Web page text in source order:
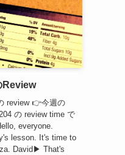
Review
review 👉今週の
の review time で
everyone.
lesson. It's time to
David▶︎ That's